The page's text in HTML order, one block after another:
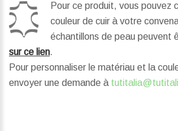
Pour ce produit, vous pouvez
couleur de cuir à votre
échantillons de peau peuvent
sur ce lien.
Pour personnaliser le matériau et la
envoyer une demande à